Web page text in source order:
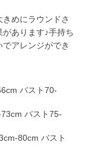
めにラウンドさ
あります♪手持ち
アレンジができ
バスト70-
バスト75-
80cm バスト